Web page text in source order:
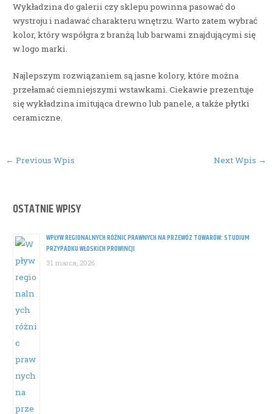
OSTATNIE WPISY
WPŁYW REGIONALNYCH RÓŻNIC PRAWNYCH NA PRZEWÓZ TOWARÓW: STUDIUM
PRZYPADKU WŁOSKICH PROWINCJI
31 marca, 2026
Wykładzina do galerii czy sklepu powinna pasować do
wystroju i nadawać charakteru wnętrzu. Warto zatem wybrać
kolor, który współgra z branżą lub barwami znajdującymi się
w logo marki.
Najlepszym rozwiązaniem są jasne kolory, które można
przełamać ciemniejszymi wstawkami. Ciekawie prezentuje
się wykładzina imitująca drewno lub panele, a także płytki
ceramiczne.
Post
← Previous Wpis Next Wpis →